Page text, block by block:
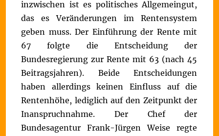
inzwischen ist es politisches Allgemeingut,
das es Veränderungen im Rentensystem
geben muss. Der Einführung der Rente mit
67 folgte die Entscheidung der
Bundesregierung zur Rente mit 63 (nach 45
Beitragsjahren). Beide Entscheidungen
haben allerdings keinen Einfluss auf die
Rentenhöhe, lediglich auf den Zeitpunkt der
Inanspruchnahme.
Der Chef der
Bundesagentur Frank-Jürgen Weise regte